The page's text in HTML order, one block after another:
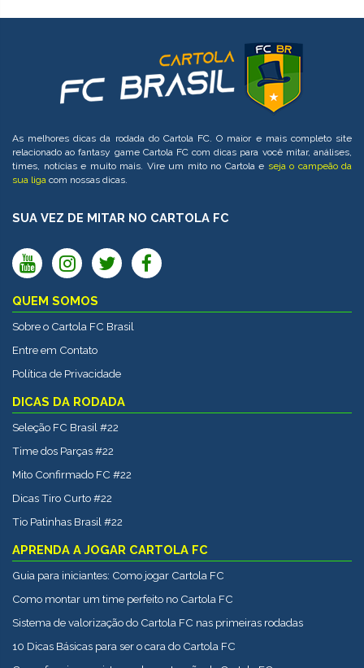
As melhores dicas da rodada do Cartola FC. O maior e mais completo site
relacionado ao fantasy game Cartola FC com dicas para você mitar, análises,
times, notícias e muito mais. Vire um mito no Cartola e seja o campeão da
sua liga com nossas dicas.
SUA VEZ DE MITAR NO CARTOLA FC
QUEM SOMOS
Sobre o Cartola FC Brasil
Entre em Contato
Política de Privacidade
DICAS DA RODADA
Seleção FC Brasil #22
Time dos Parças #22
Mito Confirmado FC #22
Dicas Tiro Curto #22
Tio Patinhas Brasil #22
APRENDA A JOGAR CARTOLA FC
Guia para iniciantes: Como jogar Cartola FC
Como montar um time perfeito no Cartola FC
Sistema de valorização do Cartola FC nas primeiras rodadas
10 Dicas Básicas para ser o cara do Cartola FC